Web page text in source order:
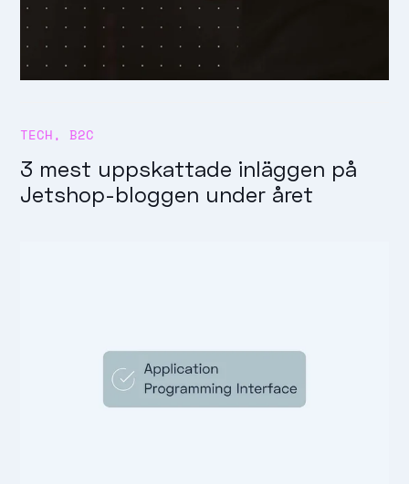
TECH,B2C
3 mest uppskattade inläggen på
Jetshop-bloggen under året